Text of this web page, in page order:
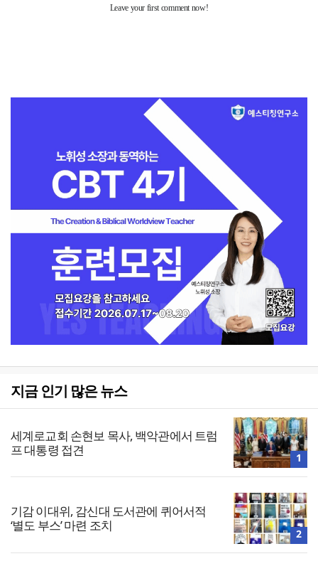
지금 인기 많은 뉴스
세계로교회 손현보 목사, 백악관에서 트럼
프 대통령 접견
1
기감 이대위, 감신대 도서관에 퀴어서적
‘별도 부스’ 마련 조치
2